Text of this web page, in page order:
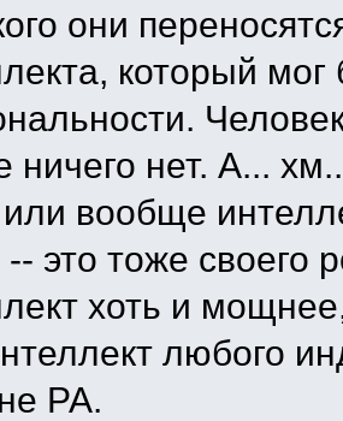
они
который
ничего нет. А...
вообще
-- это тоже своего
хоть и
любого
РА.